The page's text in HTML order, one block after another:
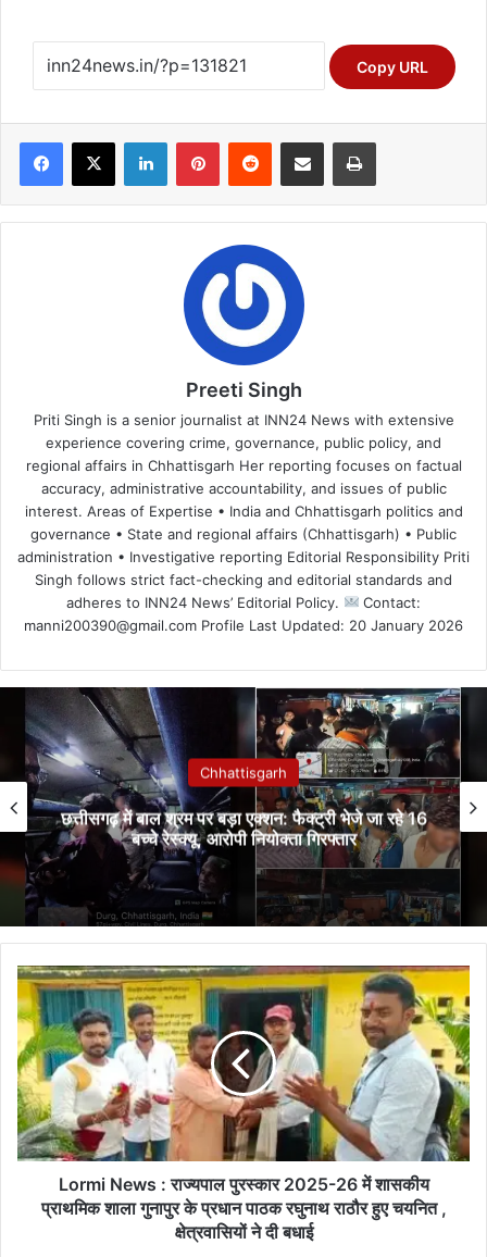
Copy URL
Facebook
X LinkedInPinterestReddit Share via Email Print
Preeti Singh
Priti Singh is a senior journalist at INN24 News with extensive
experience covering crime, governance, public policy, and
regional affairs in Chhattisgarh Her reporting focuses on factual
accuracy, administrative accountability, and issues of public
interest. Areas of Expertise • India and Chhattisgarh politics and
governance • State and regional affairs (Chhattisgarh) • Public
administration • Investigative reporting Editorial Responsibility Priti
Singh follows strict fact-checking and editorial standards and
adheres to INN24 News’ Editorial Policy.
Contact:
manni200390@gmail.com Profile Last Updated: 20 January 2026
Chhattisgarh
छत्तीसगढ़ में बाल श्रम पर बड़ा एक्शन: फैक्ट्री भेजे जा रहे 16
बच्चे रेस्क्यू, आरोपी नियोक्ता गिरफ्तार
Lormi
News
:
राज्यपाल
पुरस्कार
2025-
26
में
शासकीय
प्राथमिक
शाला
Lormi News : राज्यपाल पुरस्कार 2025-26 में शासकीय
प्राथमिक शाला गुनापुर के प्रधान पाठक रघुनाथ राठौर हुए चयनित ,
क्षेत्रवासियों ने दी बधाई